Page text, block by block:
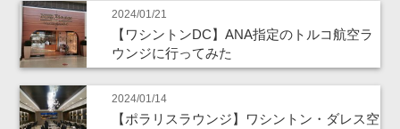
2024/01/21
【ワシントンDC】ANA指定のトルコ航空ラ
ウンジに行ってみた
2024/01/14
【ポラリスラウンジ】ワシントン・ダレス空